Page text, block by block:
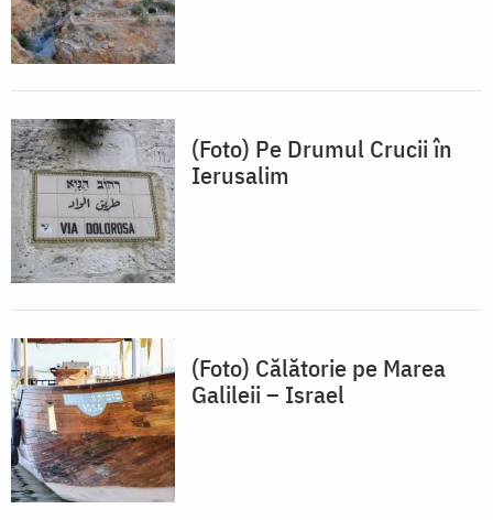
(Foto) Pe Drumul Crucii în
Ierusalim
(Foto) Călătorie pe Marea
Galileii – Israel